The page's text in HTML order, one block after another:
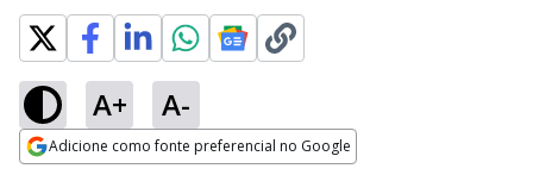
A+ A-
Adicione como fonte preferencial no Google